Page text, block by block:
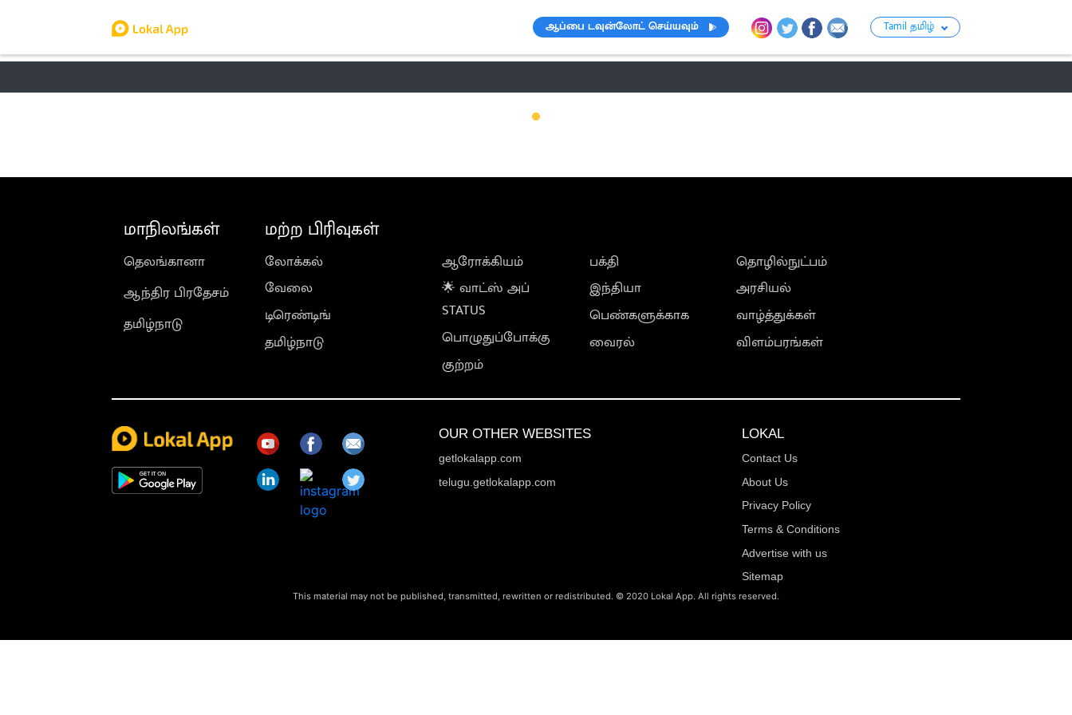
ஆப்பை டவுன்லோட் செய்யவும் Tamil தமிழ்
மாநிலங்கள்
தெலங்கானா
ஆந்திர பிரதேசம்
தமிழ்நாடு
மற்ற பிரிவுகள்
லோக்கல்
வேலை
டிரெண்டிங்
தமிழ்நாடு
ஆரோக்கியம்
🌟 வாட்ஸ் அப்
STATUS
பொழுதுப்போக்கு
குற்றம்
பக்தி
இந்தியா
பெண்களுக்காக
வைரல்
தொழில்நுட்பம்
அரசியல்
வாழ்த்துக்கள்
விளம்பரங்கள்
OUR OTHER WEBSITES
getlokalapp.com
telugu.getlokalapp.com
LOKAL
Contact Us
About Us
Privacy Policy
Terms & Conditions
Advertise with us
Sitemap
This material may not be published, transmitted, rewritten or redistributed. © 2020 Lokal App. All rights reserved.